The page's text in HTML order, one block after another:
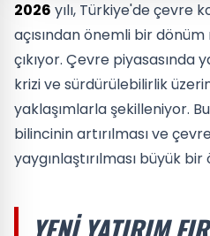
2026 yılı, Türkiye'de çevre
açısından önemli bir
çıkıyor. Çevre piyasasında
krizi ve sürdürülebilirlik
yaklaşımlarla şekilleniyor.
bilincinin artırılması ve
yaygınlaştırılması büyük